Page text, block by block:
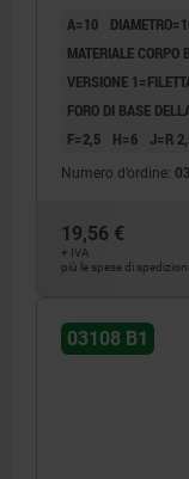
A=10
MATERIALE CORPO
VERSIONE
FORO DI BASE
F=2,5
H=6 J=R
Numero d’ordine:
19,56 €
+ IVA
più le spese di
03108 B1